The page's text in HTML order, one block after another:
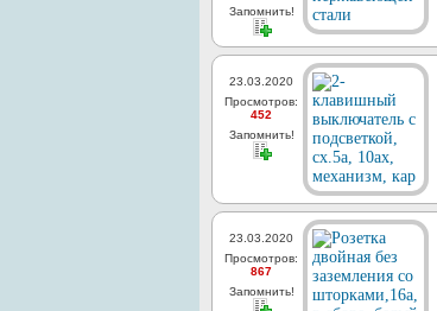
Запомнить!
23.03.2020
Просмотров:
452
Запомнить!
23.03.2020
Просмотров:
867
Запомнить!